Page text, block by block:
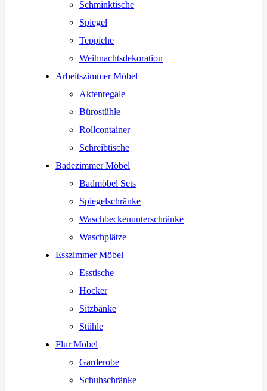
Schminktische
Spiegel
Teppiche
Weihnachtsdekoration
Arbeitszimmer Möbel
Aktenregale
Bürostühle
Rollcontainer
Schreibtische
Badezimmer Möbel
Badmöbel Sets
Spiegelschränke
Waschbeckenunterschränke
Waschplätze
Esszimmer Möbel
Esstische
Hocker
Sitzbänke
Stühle
Flur Möbel
Garderobe
Schuhschränke